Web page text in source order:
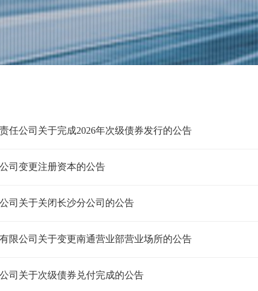
任公司关于完成2026年次级债券发行的公告
司变更注册资本的公告
司关于关闭长沙分公司的公告
限公司关于变更南通营业部营业场所的公告
司关于次级债券兑付完成的公告